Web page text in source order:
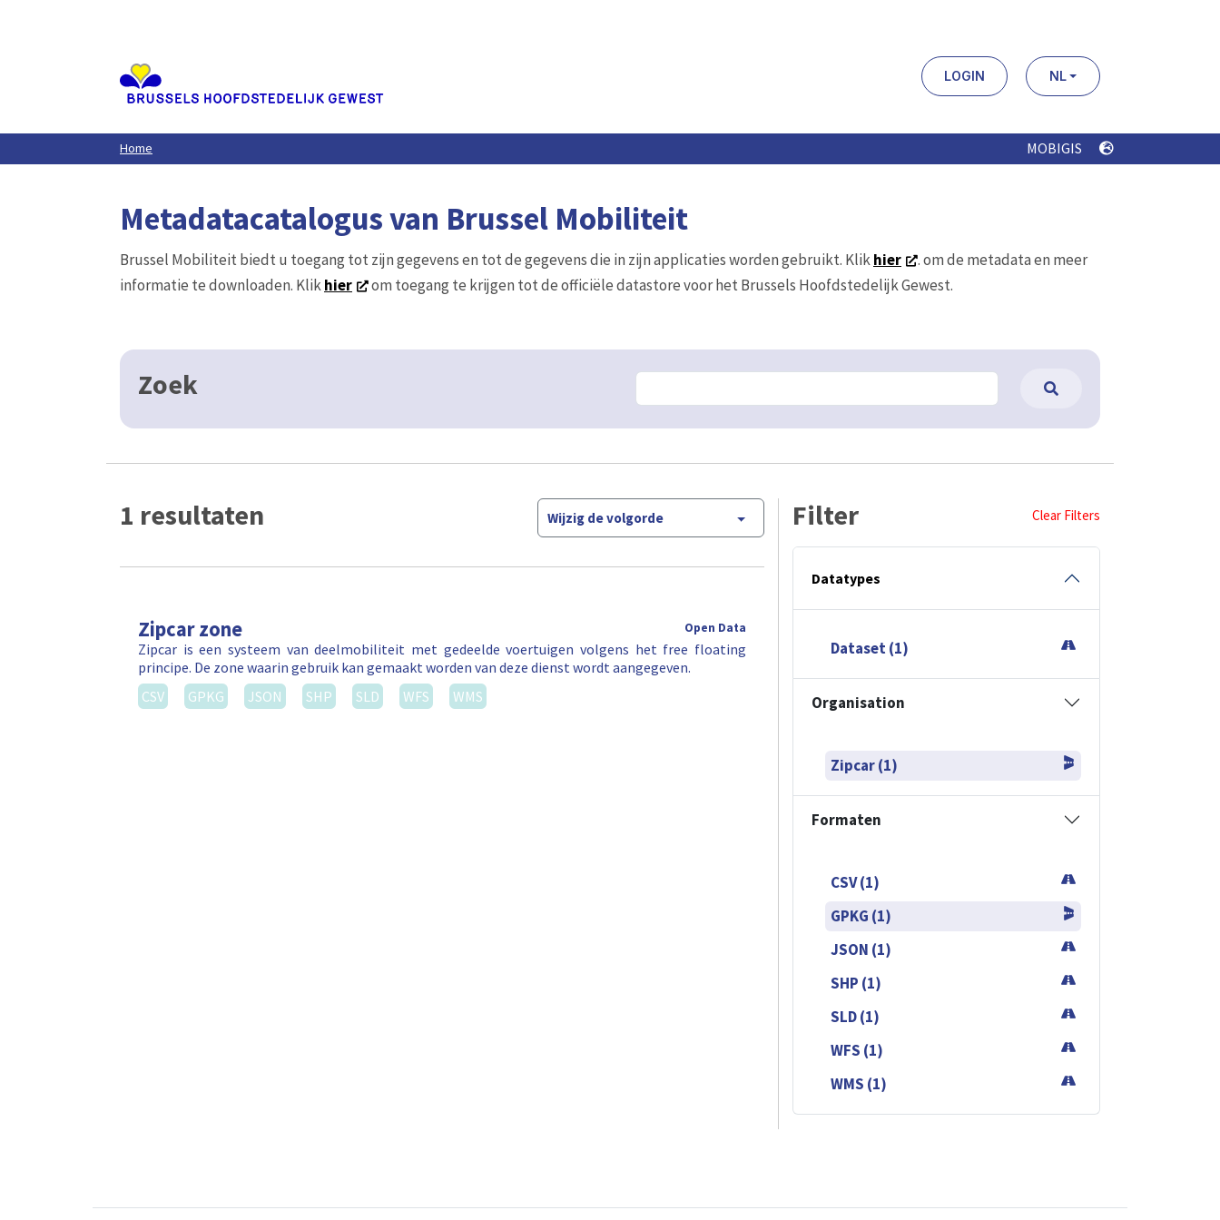
LOGIN NL
Home MOBIGIS
Metadatacatalogus van Brussel Mobiliteit
Brussel Mobiliteit biedt u toegang tot zijn gegevens en tot de gegevens die in zijn applicaties worden gebruikt. Klikhier
. om de metadata en meer
informatie te downloaden. Klikhier om toegang te krijgen tot de officiële datastore voor het Brussels Hoofdstedelijk Gewest.
Zoek
1 resultaten Wijzig de volgorde
Zipcar zone Open Data
Zipcar is een systeem van deelmobiliteit met gedeelde voertuigen volgens het free floating
principe. De zone waarin gebruik kan gemaakt worden van deze dienst wordt aangegeven.
CSV
GPKG JSON SHP SLD WFS WMS
Filter Clear Filters
Datatypes
Dataset (1)
Organisation
Zipcar (1)
Formaten
CSV (1)
GPKG (1)
JSON (1)
SHP (1)
SLD (1)
WFS (1)
WMS (1)